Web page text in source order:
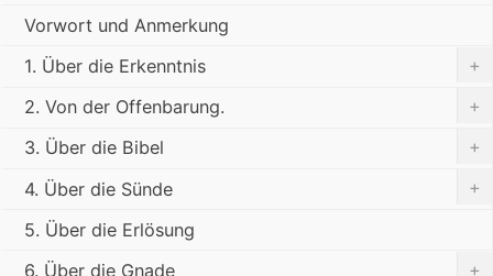
Vorwort und Anmerkung
1. Über die Erkenntnis
+
2. Von der Offenbarung.
+
3. Über die Bibel
+
4. Über die Sünde
+
5. Über die Erlösung
6. Über die Gnade
+